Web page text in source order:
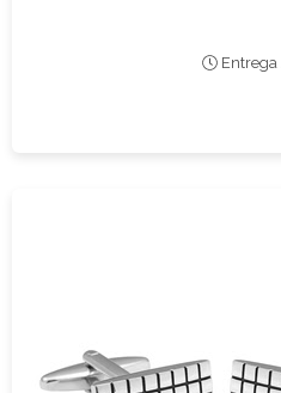
Entrega